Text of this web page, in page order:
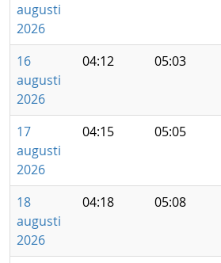
augusti
2026
16
augusti
2026
04:12 05:03
17
augusti
2026
04:15 05:05
18
augusti
2026
04:18 05:08